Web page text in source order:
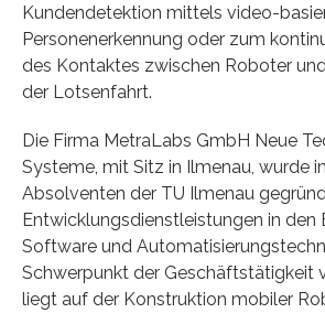
Kundendetektion mittels video-
Personenerkennung oder zum
des Kontaktes zwischen Roboter
der Lotsenfahrt.
Die Firma MetraLabs GmbH Neue
Systeme, mit Sitz in Ilmenau, wurde
Absolventen der TU Ilmenau
Entwicklungsdienstleistungen in den
Software und
Schwerpunkt der Geschäftstätigkeit
liegt auf der Konstruktion mobiler